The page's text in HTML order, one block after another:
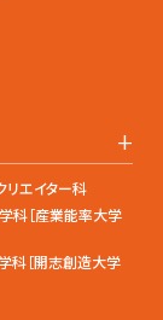
+
リエイター科
科［産業能率大学
科［開志創造大学